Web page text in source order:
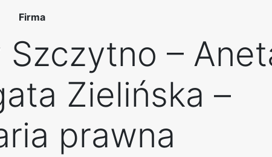
Firma
–
Zielińska –
prawna